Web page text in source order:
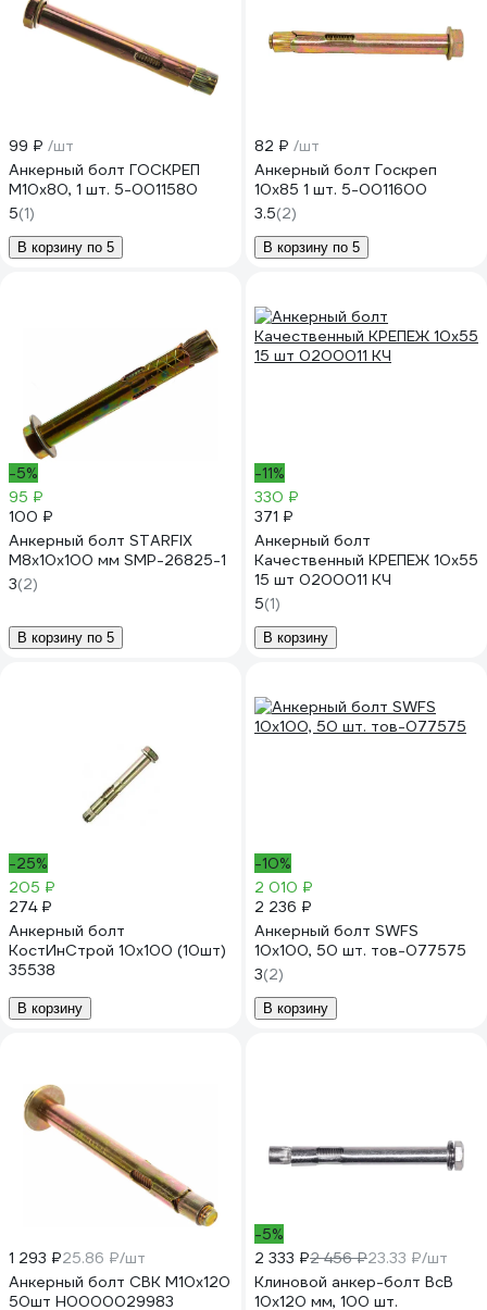
99 ₽ /шт
Анкерный болт ГОСКРЕП
М10х80, 1 шт. 5-0011580
5(1)
В корзину по 5
82 ₽ /шт
Анкерный болт Госкреп
10х85 1 шт. 5-0011600
3.5(2)
В корзину по 5
-5%
95 ₽
100 ₽
Анкерный болт STARFIX
М8x10x100 мм SMP-26825-1
3(2)
В корзину по 5
-11%
330 ₽
371 ₽
Анкерный болт
Качественный КРЕПЕЖ 10х55
15 шт 0200011 КЧ
5(1)
В корзину
-25%
205 ₽
274 ₽
Анкерный болт
КостИнСтрой 10x100 (10шт)
35538
В корзину
-10%
2 010 ₽
2 236 ₽
Анкерный болт SWFS
10х100, 50 шт. тов-077575
3(2)
В корзину
1 293 ₽25.86 ₽/шт
Анкерный болт СВК М10х120
50шт Н0000029983
-5%
2 333 ₽2 456 ₽23.33 ₽/шт
Клиновой анкер-болт ВсВ
10x120 мм, 100 шт.